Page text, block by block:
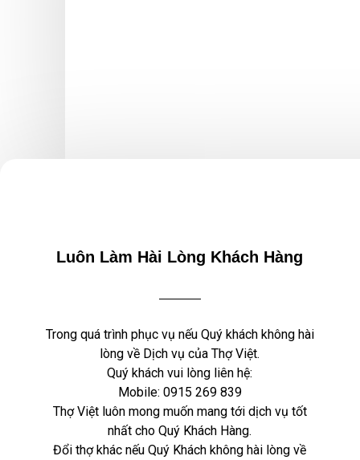
Luôn Làm Hài Lòng Khách Hàng
Trong quá trình phục vụ nếu Quý khách không hài
lòng về Dịch vụ của Thợ Việt.
Quý khách vui lòng liên hệ:
Mobile: 0915 269 839
Thợ Việt luôn mong muốn mang tới dịch vụ tốt
nhất cho Quý Khách Hàng.
Đổi thợ khác nếu Quý Khách không hài lòng về